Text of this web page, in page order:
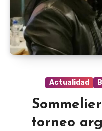
Actualidad
torneo